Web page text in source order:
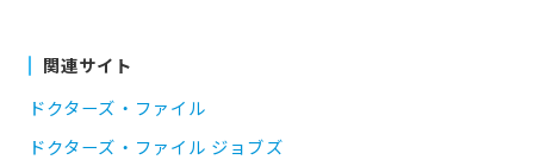
関連サイト
ドクターズ・ファイル
ドクターズ・ファイル ジョブズ